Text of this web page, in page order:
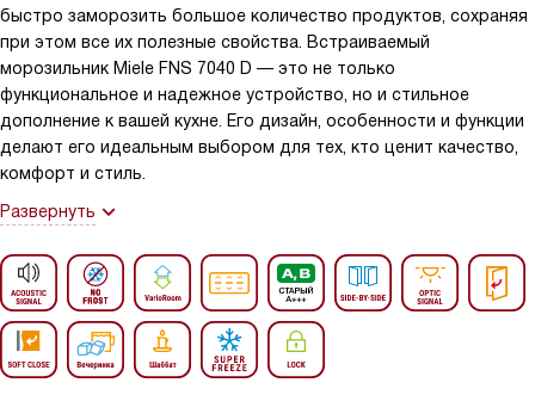
быстро заморозить большое количество продуктов, сохраняя
при этом все их полезные свойства. Встраиваемый
морозильник Miele FNS 7040 D — это не только
функциональное и надежное устройство, но и стильное
дополнение к вашей кухне. Его дизайн, особенности и функции
делают его идеальным выбором для тех, кто ценит качество,
комфорт и стиль.
Развернуть